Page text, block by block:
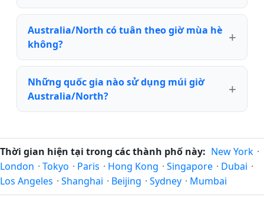
Australia/North có tuân theo giờ mùa hè
không?
Những quốc gia nào sử dụng múi giờ
Australia/North?
Thời gian hiện tại trong các thành phố này: New York ·
London · Tokyo · Paris · Hong Kong · Singapore · Dubai ·
Los Angeles · Shanghai · Beijing · Sydney · Mumbai